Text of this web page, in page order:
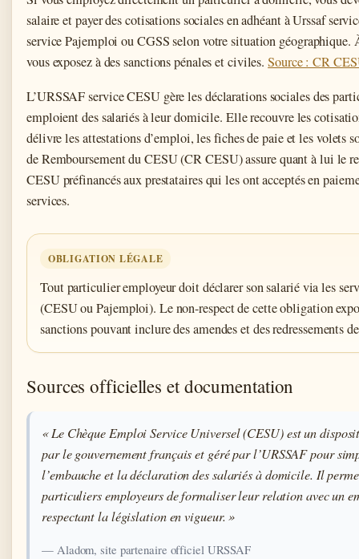
salaire et payer des cotisations sociales en adhéant à Urssaf
service Pajemploi ou CGSS selon votre situation géographique.
vous exposez à des sanctions pénales et civiles.Source : CR
L’URSSAF service CESU gère les déclarations sociales des
emploient des salariés à leur domicile. Elle recouvre les
délivre les attestations d’emploi, les fiches de paie et les volets
de Remboursement du CESU (CR CESU) assure quant à lui le
CESU préfinancés aux prestataires qui les ont acceptés en
services.
OBLIGATION LÉGALE
Tout particulier employeur doit déclarer son salarié via les
(CESU ou Pajemploi). Le non-respect de cette obligation
sanctions pouvant inclure des amendes et des redressements
Sources officielles et documentation
« Le Chèque Emploi Service Universel (CESU) est un
par le gouvernement français et géré par l’URSSAF pour
l’embauche et la déclaration des salariés à domicile. Il
particuliers employeurs de formaliser leur relation avec un
respectant la législation en vigueur. »
— Aladom, site partenaire officiel URSSAF